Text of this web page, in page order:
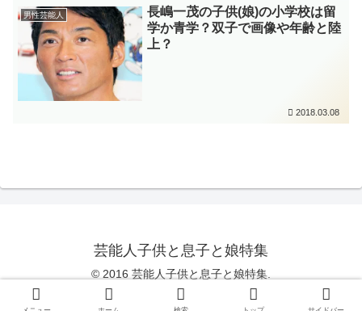
男性芸能人
長嶋一茂の子供(娘)の小学校は留
学か青学？双子で画像や年齢と陸
上？
2018.03.08
芸能人子供と息子と娘特集
© 2016 芸能人子供と息子と娘特集.